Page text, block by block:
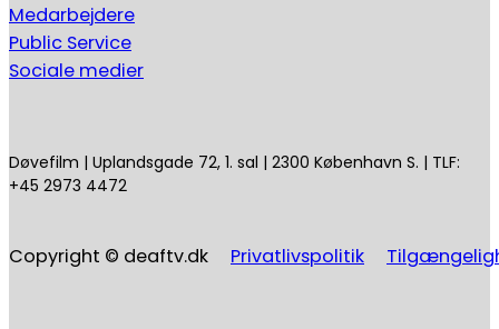
Medarbejdere
Public Service
Sociale medier
Døvefilm | Uplandsgade 72, 1. sal | 2300 København S. | TLF:
+45 2973 4472
Copyright © deaftv.dk Privatlivspolitik